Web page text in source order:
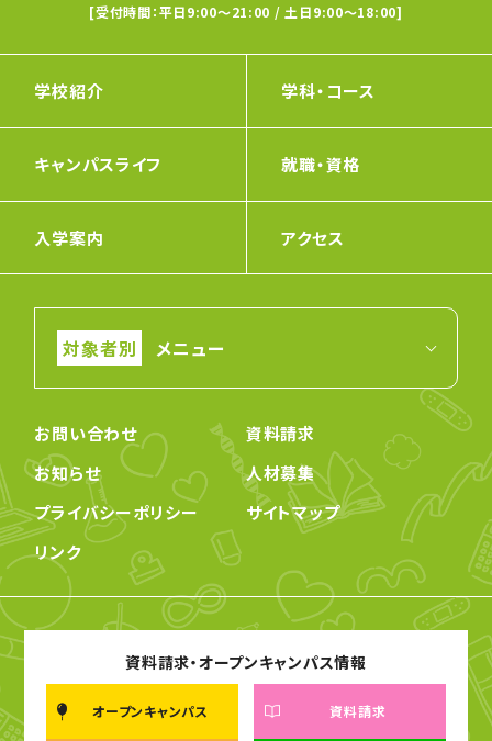
[受付時間：平日9:00〜21:00 / 土日9:00〜18:00]
学校紹介 学科・コース
キャンパスライフ 就職・資格
入学案内 アクセス
メニュー
お問い合わせ
資料請求
お知らせ
人材募集
プライバシーポリシー
サイトマップ
リンク
資料請求・オープンキャンパス情報
オープンキャンパス 資料請求